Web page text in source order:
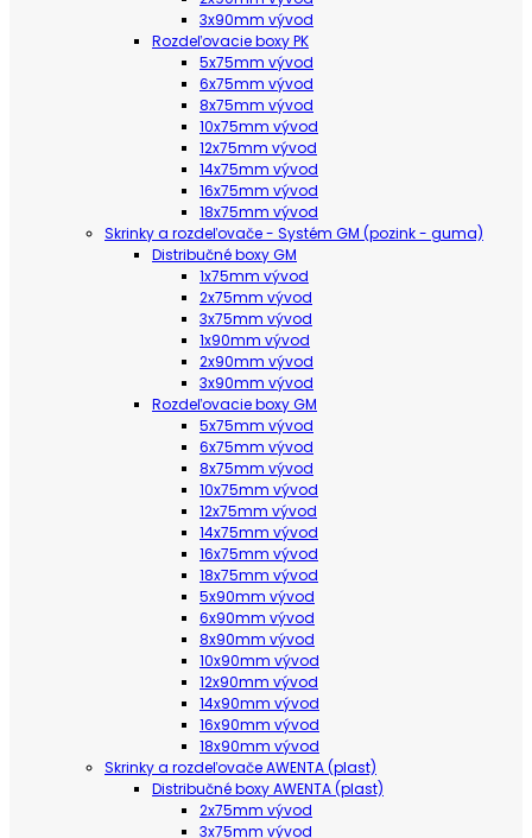
3x90mm vývod
Rozdeľovacie boxy PK
5x75mm vývod
6x75mm vývod
8x75mm vývod
10x75mm vývod
12x75mm vývod
14x75mm vývod
16x75mm vývod
18x75mm vývod
Skrinky a rozdeľovače - Systém GM (pozink - guma)
Distribučné boxy GM
1x75mm vývod
2x75mm vývod
3x75mm vývod
1x90mm vývod
2x90mm vývod
3x90mm vývod
Rozdeľovacie boxy GM
5x75mm vývod
6x75mm vývod
8x75mm vývod
10x75mm vývod
12x75mm vývod
14x75mm vývod
16x75mm vývod
18x75mm vývod
5x90mm vývod
6x90mm vývod
8x90mm vývod
10x90mm vývod
12x90mm vývod
14x90mm vývod
16x90mm vývod
18x90mm vývod
Skrinky a rozdeľovače AWENTA (plast)
Distribučné boxy AWENTA (plast)
2x75mm vývod
3x75mm vývod